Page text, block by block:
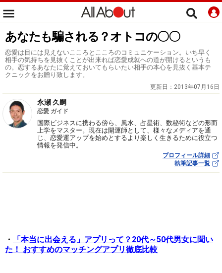
あなたも騙される？オトコの〇〇
恋愛は目には見えないこころとこころのコミュニケーション。いち早く
相手の気持ちを見抜くことが出来れば恋愛成就への道が開けるというも
の。恋するあなたに覚えておいてもらいたい相手の本心を見抜く基本テ
クニックをお贈り致します。
更新日： 2013年07月16日
永瀬 久嗣
恋愛 ガイド
国際ビジネスに携わる傍ら、風水、占星術、数秘術などの形而
上学をマスター。現在は開運師として、様々なメディアを通
じ、恋愛運アップを始めとするより楽しく生きるために役立つ
情報を発信中。
プロフィール詳細
執筆記事一覧
・
「本当に出会える」アプリって？20代～50代男女に聞い
た！ おすすめのマッチングアプリ徹底比較